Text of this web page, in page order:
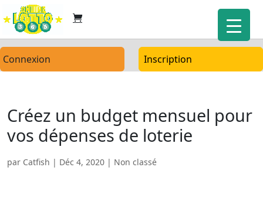
Connexion Inscription
Créez un budget mensuel pour
vos dépenses de loterie
par Catfish | Déc 4, 2020 | Non classé